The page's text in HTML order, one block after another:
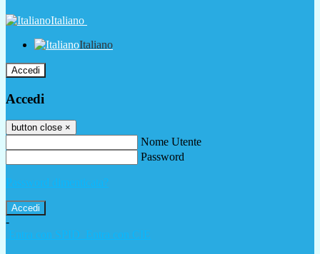
Italiano
Italiano
Accedi
Accedi
button close ×
Nome Utente
Password
Password dimenticata?
-
Entra con SPID
Entra con CIE